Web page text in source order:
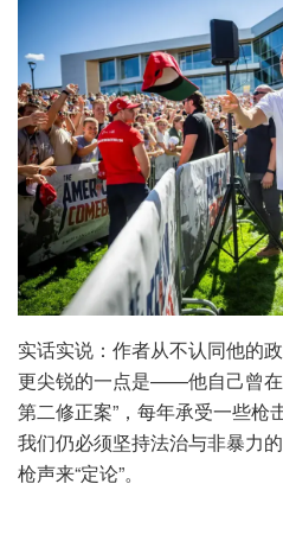
实话实说：作者从不认同他的
更尖锐的一点是——他自己曾在
第二修正案”，每年承受一些枪
我们仍必须坚持法治与非暴力
枪声来“定论”。